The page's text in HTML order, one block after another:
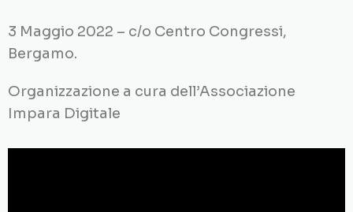
3 Maggio 2022 – c/o Centro Congressi,
Bergamo.
Organizzazione a cura dell’Associazione
Impara Digitale